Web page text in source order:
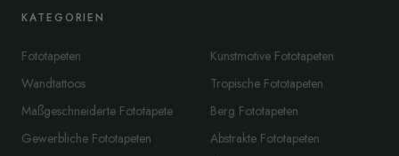
KATEGORIEN
Fototapeten
Wandtattoos
Maßgeschneiderte Fototapete
Gewerbliche Fototapeten
Kunstmotive Fototapeten
Tropische Fototapeten
Berg Fototapeten
Abstrakte Fototapeten